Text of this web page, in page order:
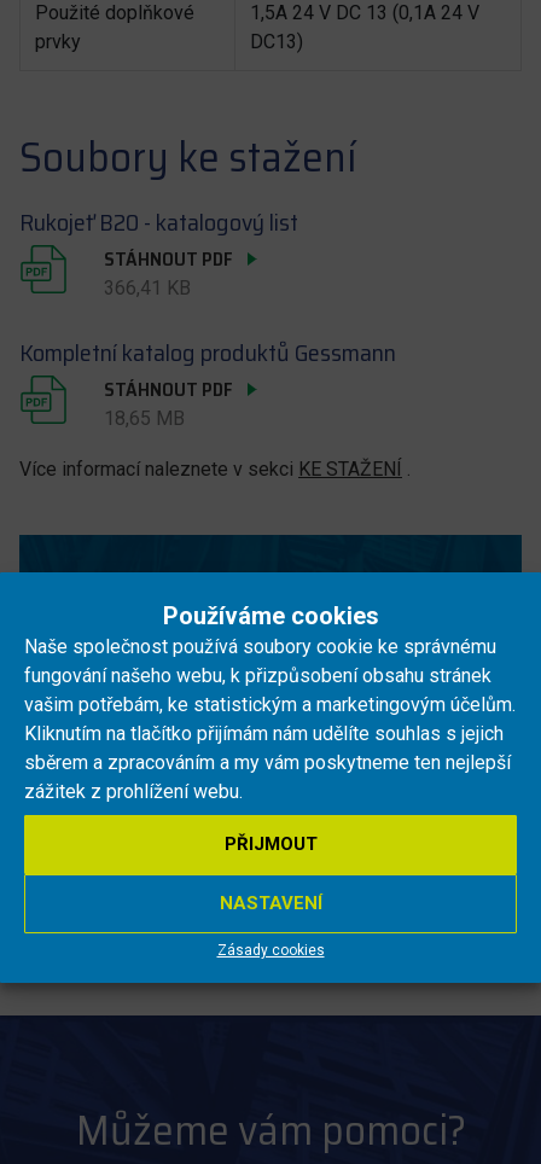
Používáme cookies
Naše společnost používá soubory cookie ke správnému
fungování našeho webu, k přizpůsobení obsahu stránek
vašim potřebám, ke statistickým a marketingovým účelům.
Kliknutím na tlačítko přijímám nám udělíte souhlas s jejich
sběrem a zpracováním a my vám poskytneme ten nejlepší
zážitek z prohlížení webu.
PŘIJMOUT
NASTAVENÍ
Zásady cookies
Použité doplňkové
prvky
1,5A 24 V DC 13 (0,1A 24 V
DC13)
Soubory ke stažení
Rukojeť B20 - katalogový list
STÁHNOUT PDF
366,41 KB
Kompletní katalog produktů Gessmann
STÁHNOUT PDF
18,65 MB
Více informací naleznete v sekci KE STAŽENÍ .
Netrapte se s manuálem a
raději nám zavolejte!
Nemůžete najít co potřebujete? Ozvěte se nám,
rádi vám poradíme a zodpovíme veškeré dotazy.
Zavolejte nám na číslo+420 733 445 222
Nebo nám napišteobchod@riacontrol.cz
Můžeme vám pomoci?